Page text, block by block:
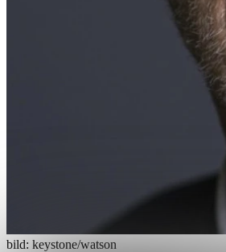
bild: keystone/watson